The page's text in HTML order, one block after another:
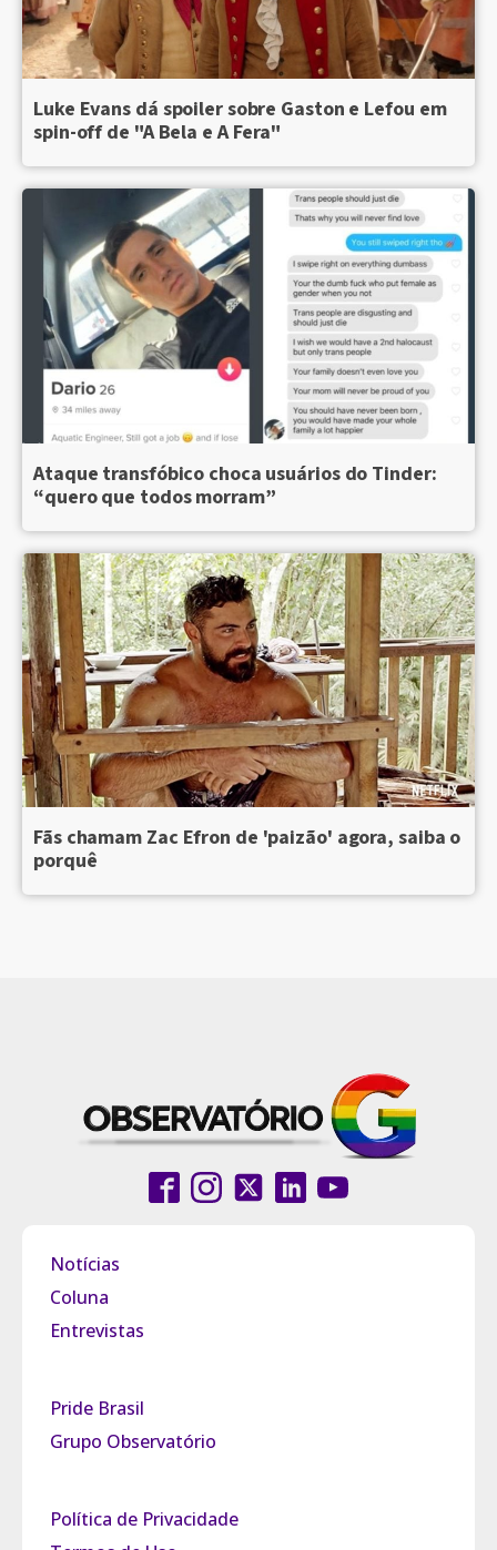
Luke Evans dá spoiler sobre Gaston e Lefou em
spin-off de "A Bela e A Fera"
Ataque transfóbico choca usuários do Tinder:
“quero que todos morram”
Fãs chamam Zac Efron de 'paizão' agora, saiba o
porquê
Notícias
Coluna
Entrevistas
Pride Brasil
Grupo Observatório
Política de Privacidade